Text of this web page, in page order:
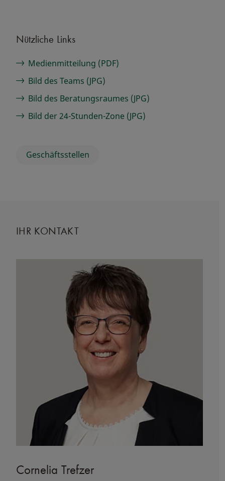
Nützliche Links
Medienmitteilung (PDF)
Bild des Teams (JPG)
Bild des Beratungsraumes (JPG)
Bild der 24-Stunden-Zone (JPG)
Geschäftsstellen
IHR KONTAKT
Cornelia Trefzer